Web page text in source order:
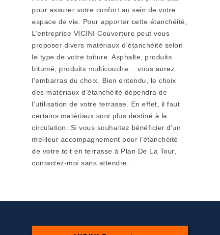
pour assurer votre confort au sein de votre
espace de vie. Pour apporter cette étanchéité,
L’entreprise VICINI Couverture peut vous
proposer divers matériaux d’étanchéité selon
le type de votre toiture. Asphalte, produits
bitumé, produits multicouche… vous aurez
l’embarras du choix. Bien entendu, le choix
des matériaux d’étanchéité dépendra de
l’utilisation de votre terrasse. En effet, il faut
certains matériaux sont plus destiné à la
circulation. Si vous souhaitez bénéficier d’un
meilleur accompagnement pour l’étanchéité
de votre toit en terrasse à Plan De La Tour,
contactez-moi sans attendre.